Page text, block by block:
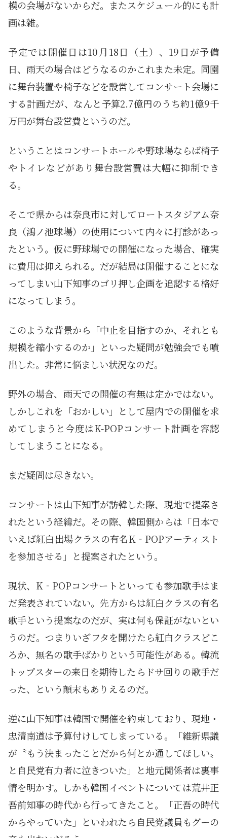
模の会場がないからだ。またスケジュール的にも計
画は雑。
予定では開催日は10月18日（土）、19日が予備
日、雨天の場合はどうなるのかこれまた未定。同園
に舞台装置や椅子などを設営してコンサート会場に
する計画だが、なんと予算2.7億円のうち約1億9千
万円が舞台設営費というのだ。
ということはコンサートホールや野球場ならば椅子
やトイレなどがあり舞台設営費は大幅に抑制でき
る。
そこで県からは奈良市に対してロートスタジアム奈
良（鴻ノ池球場）の使用について内々に打診があっ
たという。仮に野球場での開催になった場合、確実
に費用は抑えられる。だが結局は開催することにな
ってしまい山下知事のゴリ押し企画を追認する格好
になってしまう。
このような背景から「中止を目指すのか、それとも
規模を縮小するのか」といった疑問が勉強会でも噴
出した。非常に悩ましい状況なのだ。
野外の場合、雨天での開催の有無は定かではない。
しかしこれを「おかしい」として屋内での開催を求
めてしまうと今度はK-POPコンサート計画を容認
してしまうことになる。
まだ疑問は尽きない。
コンサートは山下知事が訪韓した際、現地で提案さ
れたという経緯だ。その際、韓国側からは「日本で
いえば紅白出場クラスの有名K‐POPアーティスト
を参加させる」と提案されたという。
現状、K‐POPコンサートといっても参加歌手はま
だ発表されていない。先方からは紅白クラスの有名
歌手という提案なのだが、実は何も保証がないとい
うのだ。つまりいざフタを開けたら紅白クラスどこ
ろか、無名の歌手ばかりという可能性がある。韓流
トップスターの来日を期待したらドサ回りの歌手だ
った、という顛末もありえるのだ。
逆に山下知事は韓国で開催を約束しており、現地・
忠清南道は予算付けしてしまっている。「維新県議
が〝もう決まったことだから何とか通してほしい〟
と自民党有力者に泣きついた」と地元関係者は裏事
情を明かす。しかも韓国イベントについては荒井正
吾前知事の時代から行ってきたこと。「正吾の時代
からやっていた」といわれたら自民党議員もグーの